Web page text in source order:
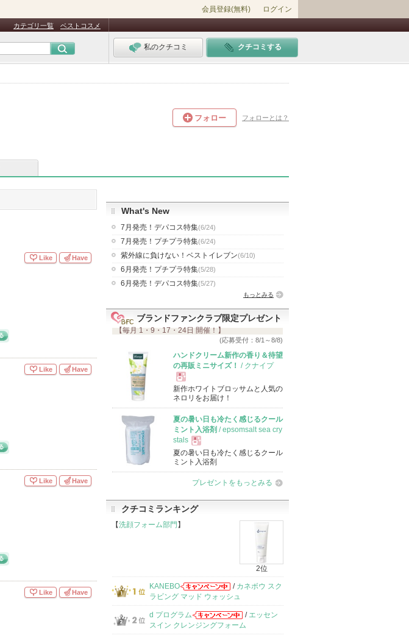
会員登録(無料) ログイン
カテゴリ一覧 ベストコスメ
私のクチコミ クチコミする
フォロー フォローとは？
Like Have
Like Have
Like Have
Like Have
What's New
7月発売！デパコス特集(6/24)
7月発売！プチプラ特集(6/24)
紫外線に負けない！ベストイレブン(6/10)
6月発売！プチプラ特集(5/28)
6月発売！デパコス特集(5/27)
もっとみる
ブランドファンクラブ限定プレゼント
【毎月 1・9・17・24日 開催！】
(応募受付：8/1～8/8)
ハンドクリーム新作の香り＆待望
の再販ミニサイズ！
/ クナイプ
現
品
新作ホワイトブロッサムと人気の
ネロリをお届け！
夏の暑い日も冷たく感じるクール
ミント入浴剤 / epsomsalt sea cry
stals
現
品
夏の暑い日も冷たく感じるクール
ミント入浴剤
プレゼントをもっとみる
クチコミランキング
【洗顔フォーム部門】
2位
KANEBO / カネボウ スク
ラビング マッド ウォッシュ
d プログラム / エッセン
スイン クレンジングフォーム